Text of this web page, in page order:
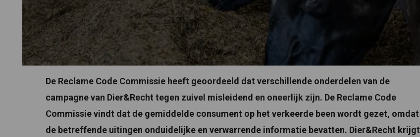
De Reclame Code Commissie heeft geoordeeld dat verschillende onderdelen van de
campagne van Dier&Recht tegen zuivel misleidend en oneerlijk zijn. De Reclame Code
Commissie vindt dat de gemiddelde consument op het verkeerde been wordt gezet, omdat
de betreffende uitingen onduidelijke en verwarrende informatie bevatten. Dier&Recht krijgt